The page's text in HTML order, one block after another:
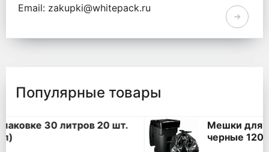
Email: zakupki@whitepack.ru
Популярные товары
Мешки для мусора 360 литров ПВД
черные 120*140, 200 шт. (50 шт * 4